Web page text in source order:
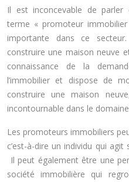
Il est inconcevable de parler
terme « promoteur
importante dans ce
construire une maison neuve
connaissance de la
l’immobilier et dispose de
construire une maison
incontournable dans le
Les promoteurs immobiliers
c’est-à-dire un individu qui
Il peut également être une
société immobilière qui